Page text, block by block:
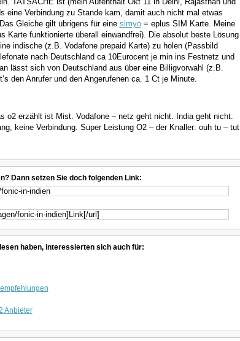
eine Verbindung zu Stande kam, damit auch nicht mal etwas
Gleiche gilt übrigens für eine simyo= eplus SIM Karte. Meine
Karte funktionierte überall einwandfrei). Die absolut beste Lösung
indische (z.B. Vodafone prepaid Karte) zu holen (Passbild
nach Deutschland ca 10Eurocent je min ins Festnetz und
lässt sich von Deutschland aus über eine Billigvorwahl (z.B.
den Anrufer und den Angerufenen ca. 1 Ct je Minute.
o2 erzählt ist Mist. Vodafone – netz geht nicht. India geht nicht.
keine Verbindung. Super Leistung O2 – der Knaller: ouh tu – tut
Dann setzen Sie doch folgenden Link:
haben, interessierten sich auch für:
Anbieter